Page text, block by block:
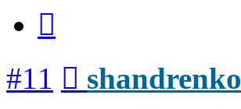
#11 shandrenko